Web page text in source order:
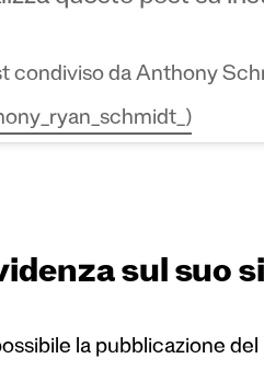
condiviso da Anthony
sul suo
la pubblicazione